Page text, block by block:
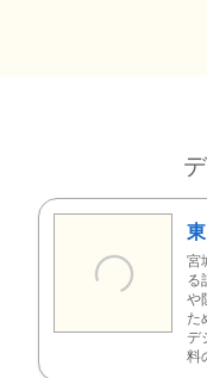
宮
る
や
た
デ
料